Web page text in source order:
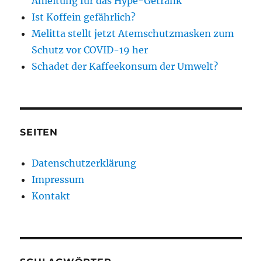
Ist Koffein gefährlich?
Melitta stellt jetzt Atemschutzmasken zum
Schutz vor COVID-19 her
Schadet der Kaffeekonsum der Umwelt?
SEITEN
Datenschutzerklärung
Impressum
Kontakt